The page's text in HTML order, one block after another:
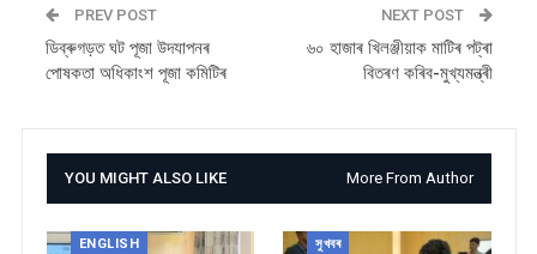
PREV POST
ডিব্ৰুগড়ত ঘট পূজা উদযাপনৰ
পোষকতা অধিকাংশ পূজা কমিটিৰ
NEXT POST
৬০ হাজাৰ খিলঞ্জীয়াক মাটিৰ পট্ৰা
বিতৰণ কৰিব-মুখ্যমন্ত্ৰী
YOU MIGHT ALSO LIKE More From Author
ENGLISH সুখবৰ